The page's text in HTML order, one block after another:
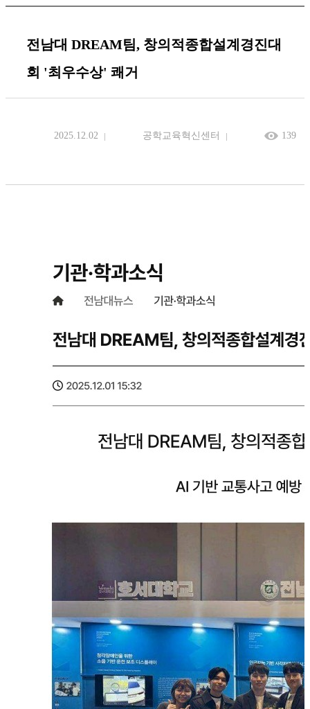
전남대 DREAM팀, 창의적종합설계경진대
회 '최우수상' 쾌거
2025.12.02 공학교육혁신센터 139